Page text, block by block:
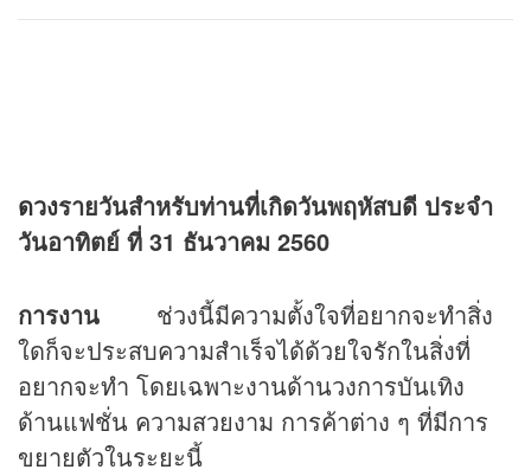
ดวงรายวันสำหรับท่านที่เกิดวันพฤหัสบดี ประจำ
วันอาทิตย์ ที่ 31 ธันวาคม 2560
การงาน
ช่วงนี้มีความตั้งใจที่อยากจะทำสิ่ง
ใดก็จะประสบความสำเร็จได้ด้วยใจรักในสิ่งที่
อยากจะทำ โดยเฉพาะงานด้านวงการบันเทิง
ด้านแฟชั่น ความสวยงาม การค้าต่าง ๆ ที่มีการ
ขยายตัวในระยะนี้